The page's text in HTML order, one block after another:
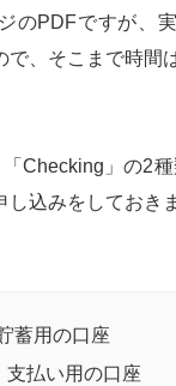
のPDFですが、
で、そこまで時間
「Checking」の2
込みをしておき
蓄用の口座
支払い用の口座